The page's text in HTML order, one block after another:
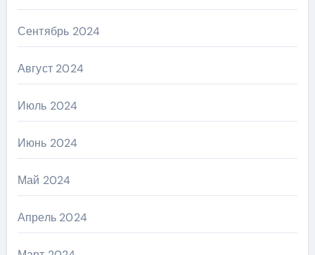
Сентябрь 2024
Август 2024
Июль 2024
Июнь 2024
Май 2024
Апрель 2024